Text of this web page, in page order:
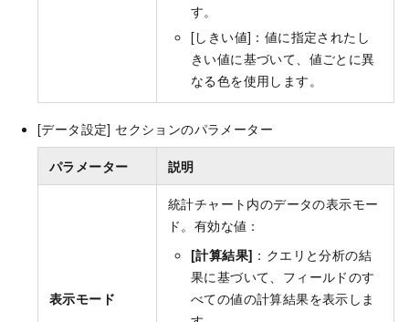
す。
[しきい値]：値に指定されたし
きい値に基づいて、値ごとに異
なる色を使用します。
[データ設定] セクションのパラメーター
パラメーター 説明
表示モード
統計チャート内のデータの表示モー
ド。有効な値：
[計算結果] ：クエリと分析の結
果に基づいて、フィールドのす
べての値の計算結果を表示しま